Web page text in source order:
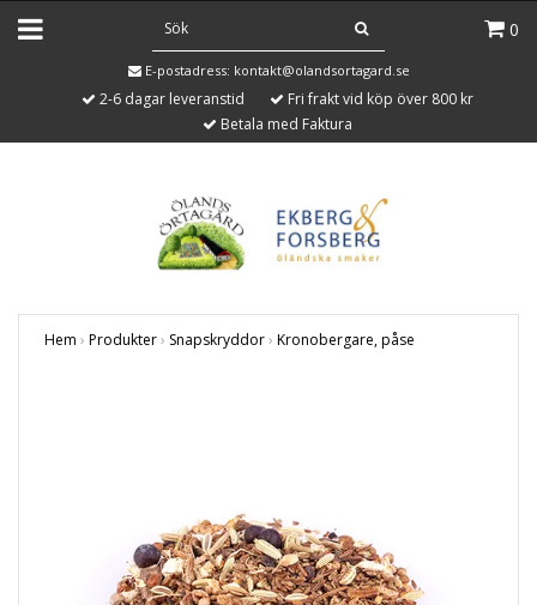
0
E-postadress: kontakt@olandsortagard.se
2-6 dagar leveranstid
Fri frakt vid köp över 800 kr
Betala med Faktura
Hem › Produkter› Snapskryddor› Kronobergare, påse